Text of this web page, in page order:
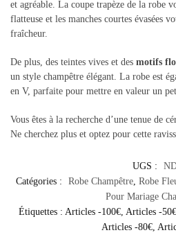
et agréable. La coupe trapèze de la robe
flatteuse et les manches courtes évasées
fraîcheur.
De plus, des teintes vives et des motifs
un style champêtre élégant. La robe est
en V, parfaite pour mettre en valeur un
Vous êtes à la recherche d’une tenue de
Ne cherchez plus et optez pour cette
UGS :
Catégories :
Robe Champêtre, Robe
Pour Mariage
Étiquettes : Articles -100€, Articles -50€
Articles -80€,